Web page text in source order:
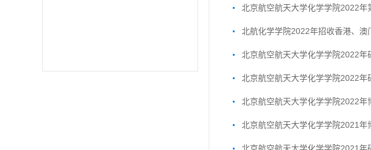
北京航空航天大学化学学院2022
北航化学学院2022年招收香港、
北京航空航天大学化学学院2022年
北京航空航天大学化学学院2022年
北京航空航天大学化学学院2022
北京航空航天大学化学学院2021